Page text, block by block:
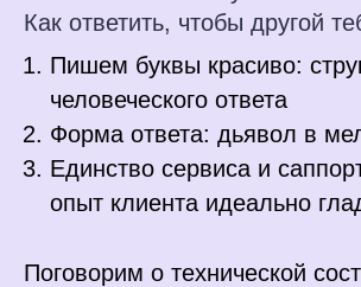
Как ответить, чтобы другой
Пишем буквы красиво:
человеческого ответа
Форма ответа: дьявол в
Единство сервиса и
опыт клиента идеально
Поговорим о технической